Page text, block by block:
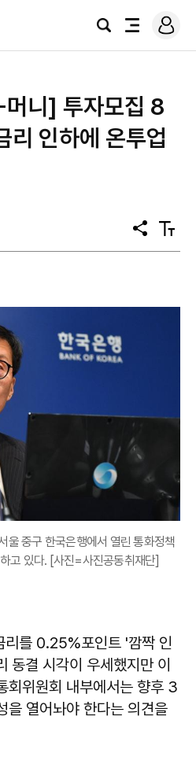
검
전
로
그
니] 투자모집 8
인하에 온투업
공
유
텍
스
울 중구 한국은행에서 열린 통화정책
고 있다. [사진=사진공동취재단]
리를 0.25%포인트 '깜짝 인
동결 시각이 우세했지만 이
회위원회 내부에서는 향후 3
을 열어놔야 한다는 의견을